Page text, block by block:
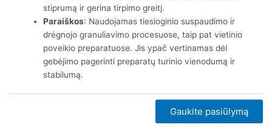
stiprumą ir gerina tirpimo greitį.
Paraiškos: Naudojamas tiesioginio suspaudimo ir
drėgnojo granuliavimo procesuose, taip pat vietinio
poveikio preparatuose. Jis ypač vertinamas dėl
gebėjimo pagerinti preparatų turinio vienodumą ir
stabilumą.
Gaukite pasiūlymą